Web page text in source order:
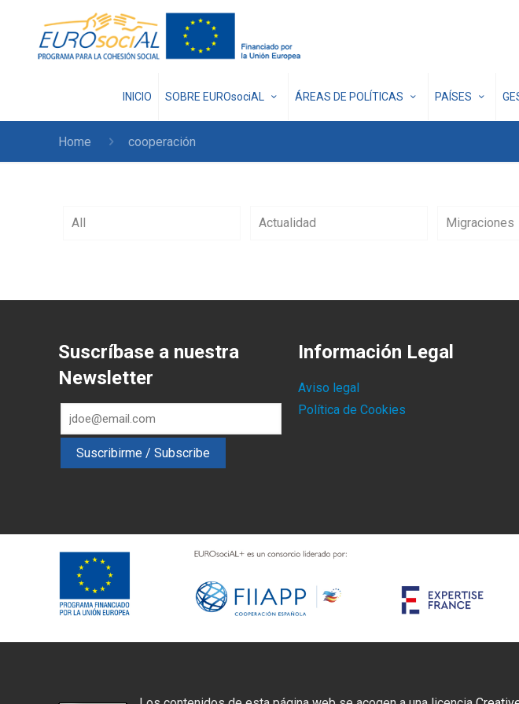
INICIO SOBRE EUROsociAL ÁREAS DE POLÍTICAS PAÍSES
Home cooperación
All Actualidad Migraciones
Suscríbase a nuestra
Newsletter
Información Legal
Aviso legal
Política de Cookies